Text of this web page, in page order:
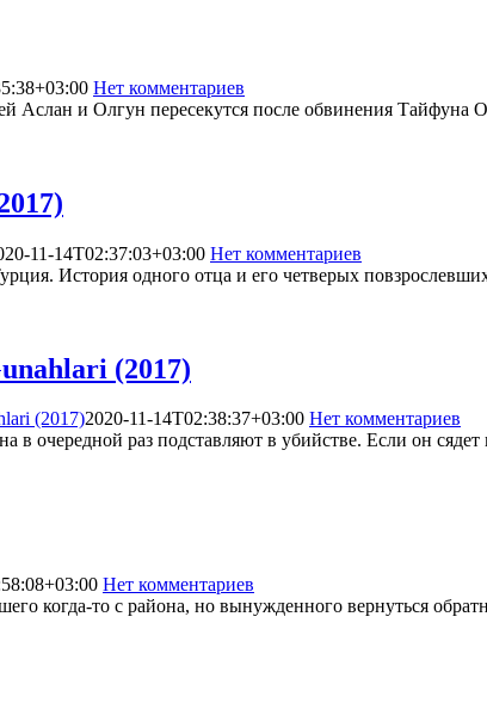
Нет комментариев
Аслан и Олгун пересекутся после обвинения Тайфуна
11-14T02:37:03+03:00 Нет комментариев
История одного отца и его четверых
(2017)
(2017)2020-11-14T02:38:37+03:00 Нет комментариев
очередной раз подставляют в убийстве. Если он
Нет комментариев
когда-то с района, но вынужденного вернуться